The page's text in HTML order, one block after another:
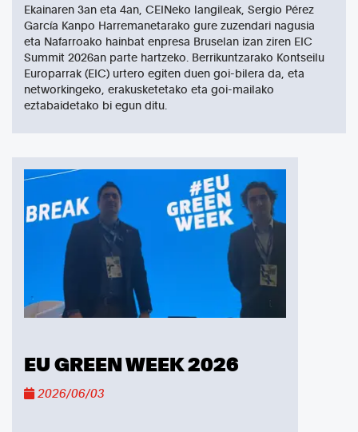
Ekainaren 3an eta 4an, CEINeko langileak, Sergio Pérez
García Kanpo Harremanetarako gure zuzendari nagusia
eta Nafarroako hainbat enpresa Bruselan izan ziren EIC
Summit 2026an parte hartzeko. Berrikuntzarako Kontseilu
Europarrak (EIC) urtero egiten duen goi-bilera da, eta
networkingeko, erakusketetako eta goi-mailako
eztabaidetako bi egun ditu.
EU GREEN WEEK 2026
2026/06/03